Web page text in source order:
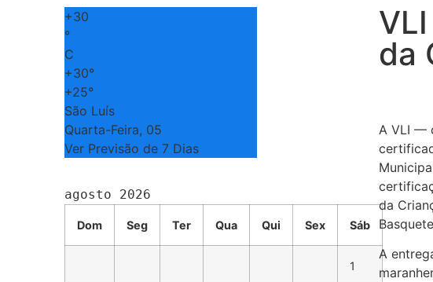
+30
°
C
+30°
+25°
São Luís
Quarta-Feira, 05
Ver Previsão de 7 Dias
agosto 2026
Dom Seg Ter Qua Qui Sex Sáb
1
da
A VLI —
da
A